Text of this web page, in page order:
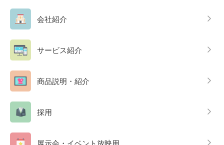
会社紹介
サービス紹介
商品説明・紹介
採用
展示会・イベント放映用